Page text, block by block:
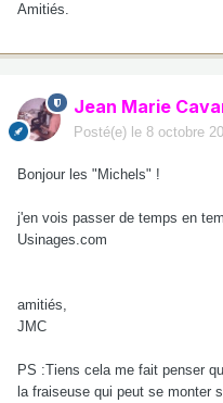
Amitiés.
Jean Marie
Posté(e) le 8 octobre
Bonjour les "Michels" !
j'en vois passer de temps en
Usinages.com
amitiés,
JMC
PS :Tiens cela me fait penser
la fraiseuse qui peut se monter